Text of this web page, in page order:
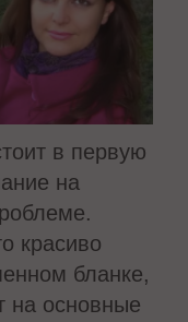
в первую
на
красиво
бланке,
на основные